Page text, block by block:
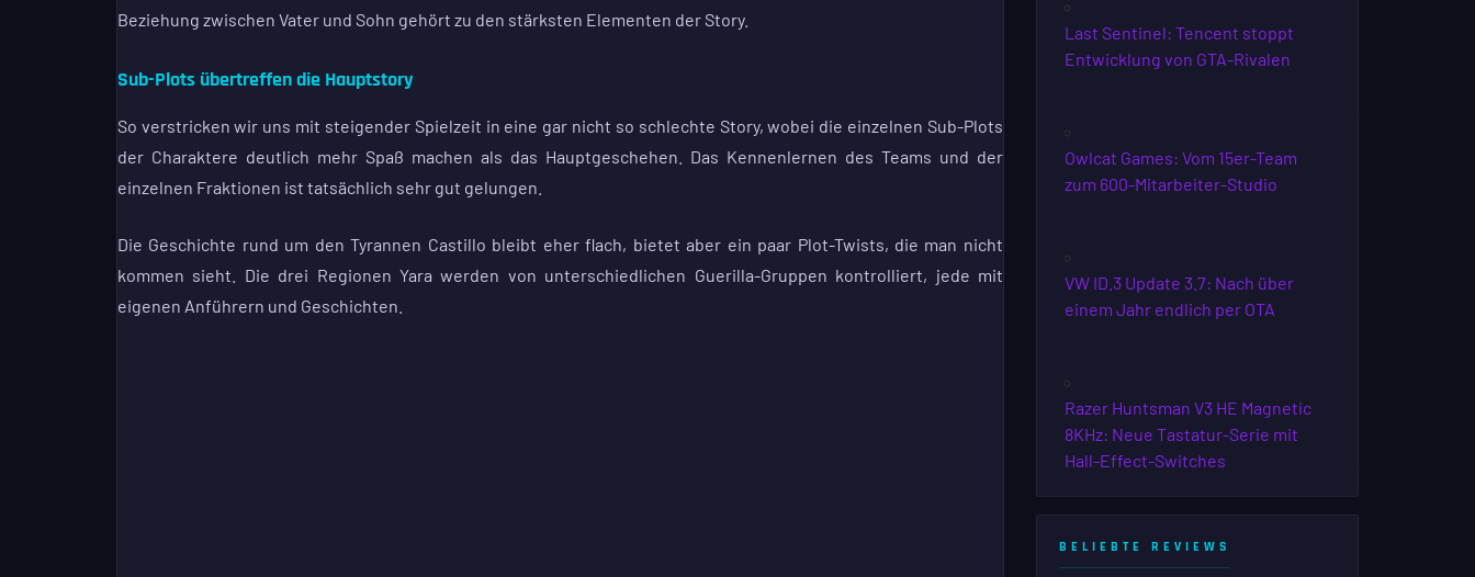
Beziehung zwischen Vater und Sohn gehört zu den stärksten Elementen der Story.
Sub-Plots übertreffen die Hauptstory
So verstricken wir uns mit steigender Spielzeit in eine gar nicht so schlechte Story, wobei die einzelnen Sub-Plots
der Charaktere deutlich mehr Spaß machen als das Hauptgeschehen. Das Kennenlernen des Teams und der
einzelnen Fraktionen ist tatsächlich sehr gut gelungen.
Die Geschichte rund um den Tyrannen Castillo bleibt eher flach, bietet aber ein paar Plot-Twists, die man nicht
kommen sieht. Die drei Regionen Yara werden von unterschiedlichen Guerilla-Gruppen kontrolliert, jede mit
eigenen Anführern und Geschichten.
Last Sentinel: Tencent stoppt
Entwicklung von GTA-Rivalen
Owlcat Games: Vom 15er-Team
zum 600-Mitarbeiter-Studio
VW ID.3 Update 3.7: Nach über
einem Jahr endlich per OTA
Razer Huntsman V3 HE Magnetic
8KHz: Neue Tastatur-Serie mit
Hall-Effect-Switches
BELIEBTE REVIEWS